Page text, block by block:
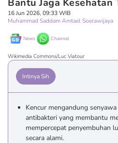
Bantu Jaga Kesehatan
16 Jun 2026, 09:33 WIB
Muhammad Saddam Amtael Soerawijaya
News Channel
Wikimedia Commons/Luc Viatour
Intinya Sih
Kencur mengandung
antibakteri yang membantu
mempercepat penyembuhan
secara alami.